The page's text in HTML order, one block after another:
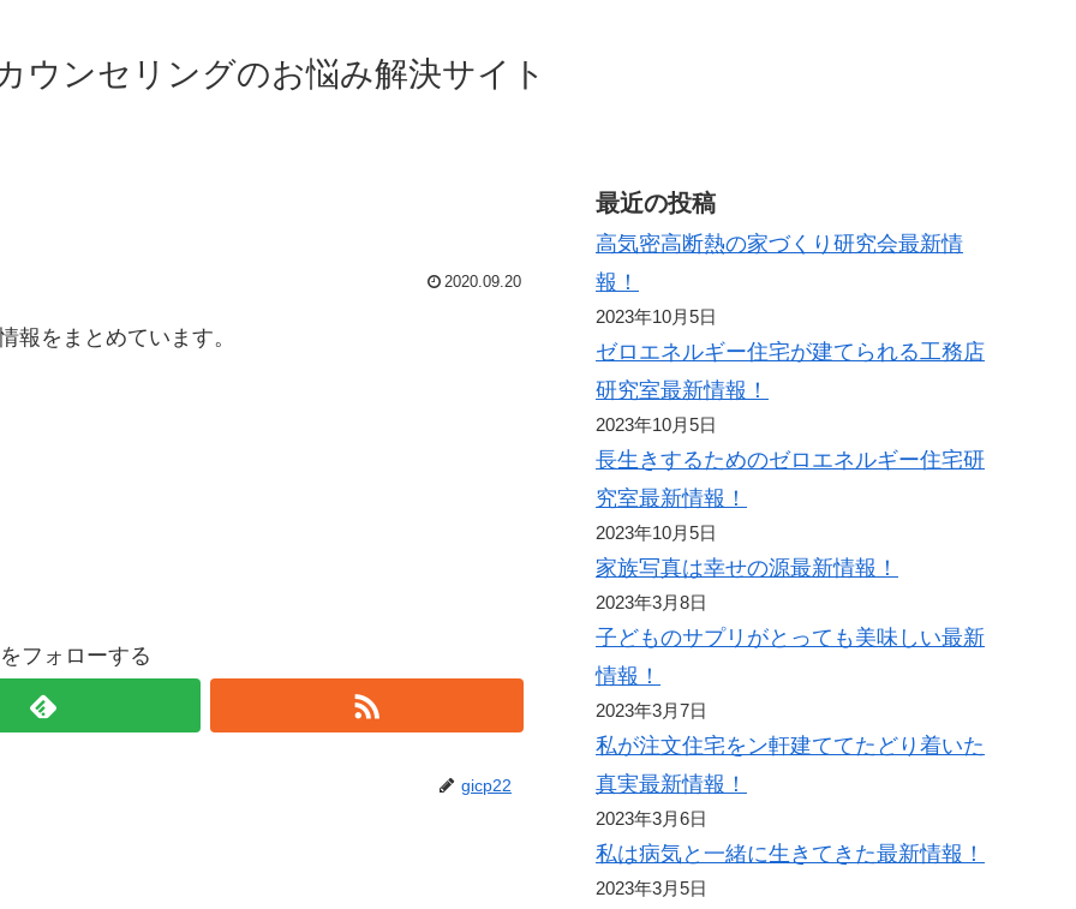
ウンセリングのお悩み解決サイト
2020.09.20
報をまとめています。
フォローする
gicp22
最近の投稿
高気密高断熱の家づくり研究会最新情
報！
2023年10月5日
ゼロエネルギー住宅が建てられる工務店
研究室最新情報！
2023年10月5日
長生きするためのゼロエネルギー住宅研
究室最新情報！
2023年10月5日
家族写真は幸せの源最新情報！
2023年3月8日
子どものサプリがとっても美味しい最新
情報！
2023年3月7日
私が注文住宅をン軒建ててたどり着いた
真実最新情報！
2023年3月6日
私は病気と一緒に生きてきた最新情報！
2023年3月5日